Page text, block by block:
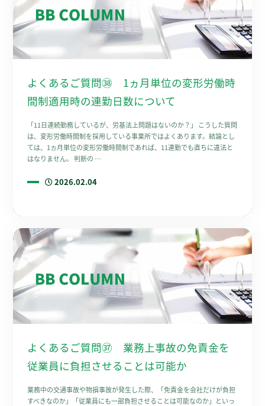
よくあるご質問㊳ 1ヵ月単位の変形労働時
間制適用時の連勤日数について
「11日連続勤務しているが、労基法上問題はないのか？」 こうした質問
は、変形労働時間制を採用している事業所ではよくあります。結論とし
ては、1ヵ月単位の変形労働時間制であれば、11連勤でも直ちに違法と
はなりません。 判断の …
2026.02.04
よくあるご質問㊲ 業務上事故の免責金を
従業員に負担させることは可能か
業務中の交通事故や物損事故が発生した際、「免責金を会社だけが負担
すべきなのか」「従業員にも一部負担させることは可能なのか」といっ